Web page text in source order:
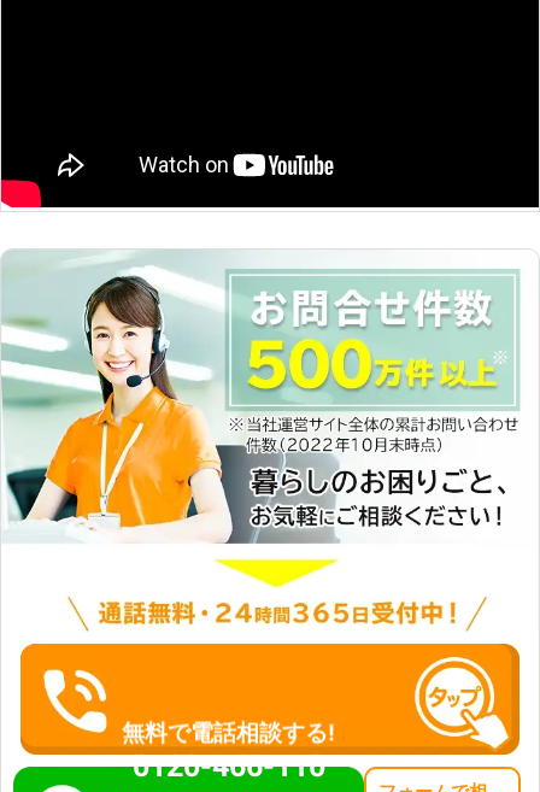
無料で電話相談する!
0120-466-110